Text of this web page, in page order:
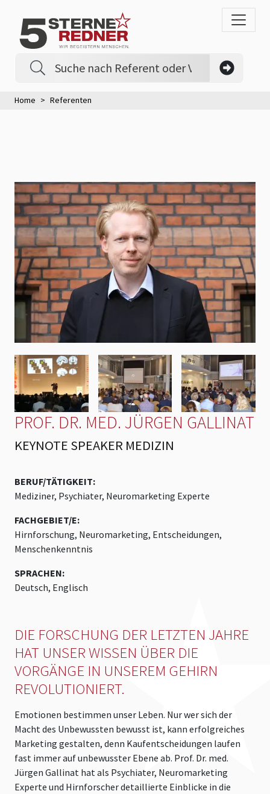
Home Referenten
PROF. DR. MED. JÜRGEN GALLINAT
KEYNOTE SPEAKER MEDIZIN
BERUF/TÄTIGKEIT:
Mediziner, Psychiater, Neuromarketing Experte
FACHGEBIET/E:
Hirnforschung, Neuromarketing, Entscheidungen,
Menschenkenntnis
SPRACHEN:
Deutsch, Englisch
DIE FORSCHUNG DER LETZTEN JAHRE
HAT UNSER WISSEN ÜBER DIE
VORGÄNGE IN UNSEREM GEHIRN
REVOLUTIONIERT.
Emotionen bestimmen unser Leben. Nur wer sich der
Macht des Unbewussten bewusst ist, kann erfolgreiches
Marketing gestalten, denn Kaufentscheidungen laufen
fast immer auf unbewusster Ebene ab. Prof. Dr. med.
Jürgen Gallinat hat als Psychiater, Neuromarketing
Experte und Hirnforscher detaillierte Einblicke in die